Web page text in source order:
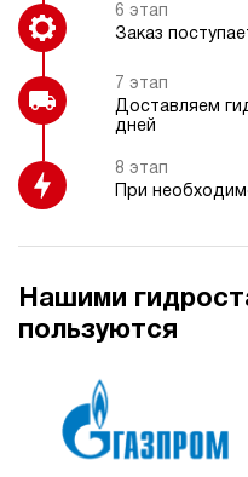
6 этап
Заказ
7 этап
Доставляем
дней
8 этап
При
Нашими
пользуются